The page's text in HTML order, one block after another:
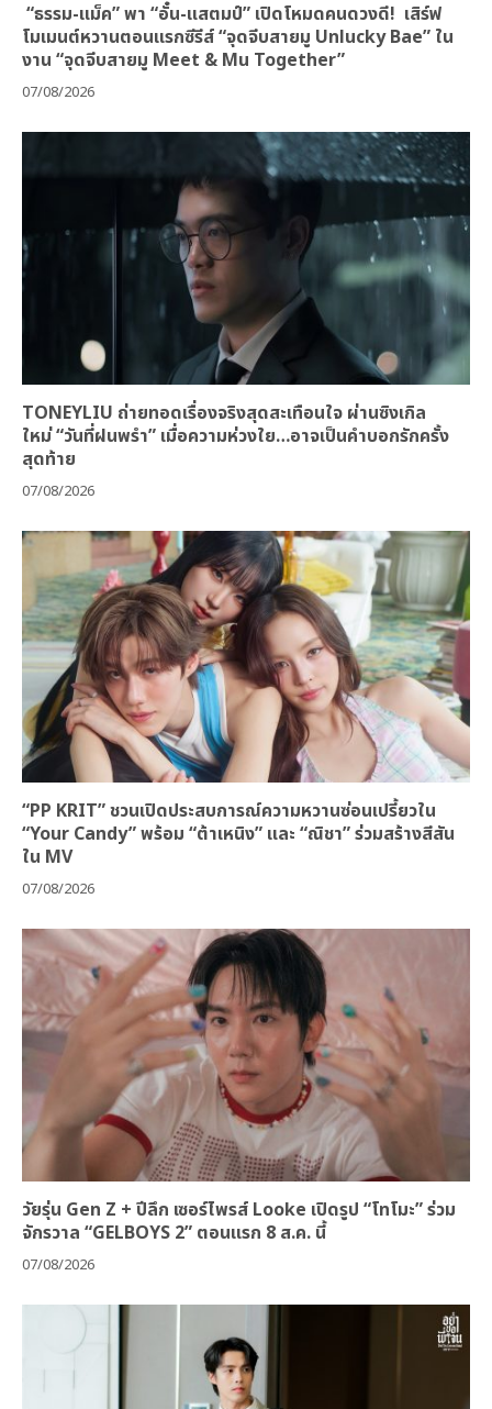
“ธรรม-แม็ค” พา “อั๋น-แสตมป์” เปิดโหมดคนดวงดี! เสิร์ฟ
โมเมนต์หวานตอนแรกซีรีส์ “จุดจีบสายมู Unlucky Bae” ใน
งาน “จุดจีบสายมู Meet & Mu Together”
07/08/2026
TONEYLIU ถ่ายทอดเรื่องจริงสุดสะเทือนใจ ผ่านซิงเกิล
ใหม่ “วันที่ฝนพรำ” เมื่อความห่วงใย…อาจเป็นคำบอกรักครั้ง
สุดท้าย
07/08/2026
“PP KRIT” ชวนเปิดประสบการณ์ความหวานซ่อนเปรี้ยวใน
“Your Candy” พร้อม “ต้าเหนิง” และ “ณิชา” ร่วมสร้างสีสัน
ใน MV
07/08/2026
วัยรุ่น Gen Z + ปีลึก เซอร์ไพรส์ Looke เปิดรูป “โทโมะ” ร่วม
จักรวาล “GELBOYS 2” ตอนแรก 8 ส.ค. นี้
07/08/2026